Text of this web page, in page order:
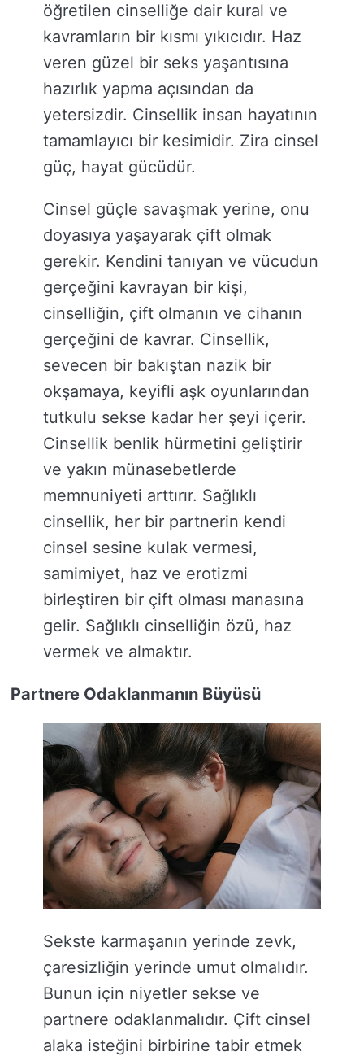
öğretilen cinselliğe dair kural ve
kavramların bir kısmı yıkıcıdır. Haz
veren güzel bir seks yaşantısına
hazırlık yapma açısından da
yetersizdir. Cinsellik insan hayatının
tamamlayıcı bir kesimidir. Zira cinsel
güç, hayat gücüdür.
Cinsel güçle savaşmak yerine, onu
doyasıya yaşayarak çift olmak
gerekir. Kendini tanıyan ve vücudun
gerçeğini kavrayan bir kişi,
cinselliğin, çift olmanın ve cihanın
gerçeğini de kavrar. Cinsellik,
sevecen bir bakıştan nazik bir
okşamaya, keyifli aşk oyunlarından
tutkulu sekse kadar her şeyi içerir.
Cinsellik benlik hürmetini geliştirir
ve yakın münasebetlerde
memnuniyeti arttırır. Sağlıklı
cinsellik, her bir partnerin kendi
cinsel sesine kulak vermesi,
samimiyet, haz ve erotizmi
birleştiren bir çift olması manasına
gelir. Sağlıklı cinselliğin özü, haz
vermek ve almaktır.
Partnere Odaklanmanın Büyüsü
Sekste karmaşanın yerinde zevk,
çaresizliğin yerinde umut olmalıdır.
Bunun için niyetler sekse ve
partnere odaklanmalıdır. Çift cinsel
alaka isteğini birbirine tabir etmek